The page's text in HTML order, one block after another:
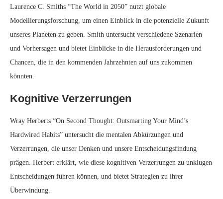
Laurence C. Smiths “The World in 2050” nutzt globale
Modellierungsforschung, um einen Einblick in die potenzielle Zukunft
unseres Planeten zu geben. Smith untersucht verschiedene Szenarien
und Vorhersagen und bietet Einblicke in die Herausforderungen und
Chancen, die in den kommenden Jahrzehnten auf uns zukommen
könnten.
Kognitive Verzerrungen
Wray Herberts “On Second Thought: Outsmarting Your Mind’s
Hardwired Habits” untersucht die mentalen Abkürzungen und
Verzerrungen, die unser Denken und unsere Entscheidungsfindung
prägen. Herbert erklärt, wie diese kognitiven Verzerrungen zu unklugen
Entscheidungen führen können, und bietet Strategien zu ihrer
Überwindung.